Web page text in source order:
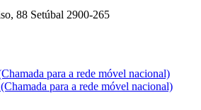
88 Setúbal 2900-265
para a rede móvel nacional)
para a rede móvel nacional)